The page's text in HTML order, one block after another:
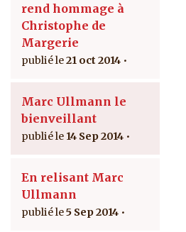
rend hommage à
Christophe de
Margerie
21 oct 2014
Marc Ullmann le
bienveillant
14 Sep 2014
En relisant Marc
Ullmann
5 Sep 2014